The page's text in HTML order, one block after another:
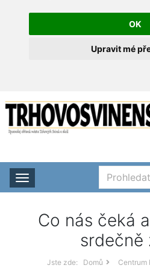
OK
Upravit mé
Rozbalit nabídku
Co nás čeká
srdečně
Jste zde: Domů